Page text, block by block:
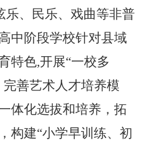
乐、民乐、戏曲等非普
中阶段学校针对县域
特色,开展“一校多
善艺术人才培养模
体化选拔和培养，拓
构建“小学早训练、初